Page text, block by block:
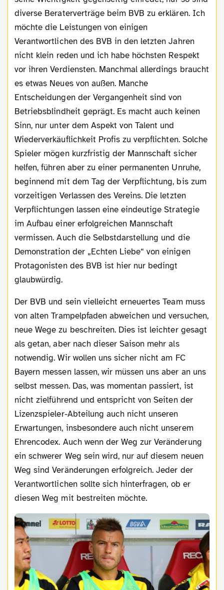
diverse Beraterverträge beim BVB zu erklären. Ich
möchte die Leistungen von einigen
Verantwortlichen des BVB in den letzten Jahren
nicht klein reden und ich habe höchsten Respekt
vor ihren Verdiensten. Manchmal allerdings braucht
es etwas Neues von außen. Manche
Entscheidungen der Vergangenheit sind von
Betriebsblindheit geprägt. Es macht auch keinen
Sinn, nur unter dem Aspekt von Talent und
Wiederverkäuflichkeit Profis zu verpflichten. Solche
Spieler mögen kurzfristig der Mannschaft sicher
helfen, führen aber zu einer permanenten Unruhe,
beginnend mit dem Tag der Verpflichtung, bis zum
vorzeitigen Verlassen des Vereins. Die letzten
Verpflichtungen lassen eine eindeutige Strategie
im Aufbau einer erfolgreichen Mannschaft
vermissen. Auch die Selbstdarstellung und die
Demonstration der „Echten Liebe“ von einigen
Protagonisten des BVB ist hier nur bedingt
glaubwürdig.
Der BVB und sein vielleicht erneuertes Team muss
von alten Trampelpfaden abweichen und versuchen,
neue Wege zu beschreiten. Dies ist leichter gesagt
als getan, aber nach dieser Saison mehr als
notwendig. Wir wollen uns sicher nicht am FC
Bayern messen lassen, wir müssen uns aber an uns
selbst messen. Das, was momentan passiert, ist
nicht zielführend und entspricht von Seiten der
Lizenzspieler-Abteilung auch nicht unseren
Erwartungen, insbesondere auch nicht unserem
Ehrencodex. Auch wenn der Weg zur Veränderung
ein schwerer Weg sein wird, nur auf diesem neuen
Weg sind Veränderungen erfolgreich. Jeder der
Verantwortlichen sollte sich hinterfragen, ob er
diesen Weg mit bestreiten möchte.